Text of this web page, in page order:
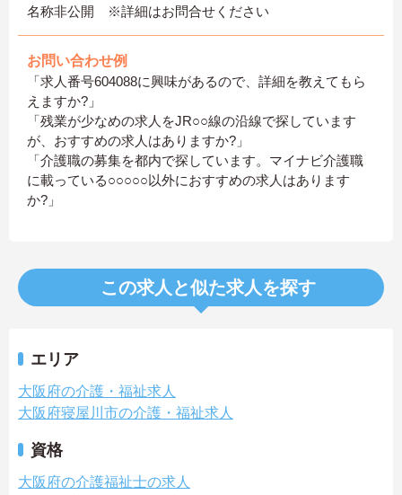
名称非公開 ※詳細はお問合せください
お問い合わせ例
「求人番号604088に興味があるので、詳細を教えてもら
えますか?」
「残業が少なめの求人をJR○○線の沿線で探しています
が、おすすめの求人はありますか?」
「介護職の募集を都内で探しています。マイナビ介護職
に載っている○○○○○以外におすすめの求人はあります
か?」
この求人と似た求人を探す
エリア
大阪府の介護・福祉求人
大阪府寝屋川市の介護・福祉求人
資格
大阪府の介護福祉士の求人